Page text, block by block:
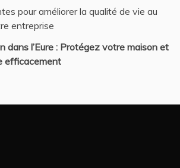
pour améliorer la qualité de vie au
entreprise
dans l’Eure : Protégez votre maison et
efficacement